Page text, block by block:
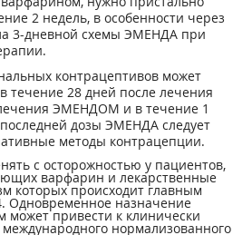
2 недель, в особенности через
3-дневной схемы ЭМЕНДА при
контрацептивов может
течение 28 дней после лечения
ЭМЕНДОМ и в течение 1
дозы ЭМЕНДА следует
методы контрацепции.
с осторожностью у пациентов,
варфарин и лекарственные
которых происходит главным
Одновременное назначение
привести к клинически
нормализованного